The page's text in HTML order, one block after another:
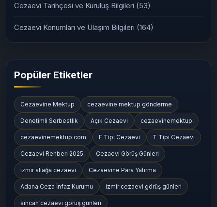
Cezaevi Tarihçesi ve Kuruluş Bilgileri (53)
Cezaevi Konumları ve Ulaşım Bilgileri (164)
Popüler Etiketler
Cezaevine Mektup cezaevine mektup gönderme
Denetimli Serbestlik Açık Cezaevi cezaevinemektup
cezaevinemektup.com E Tipi Cezaevi T Tipi Cezaevi
Cezaevi Rehberi 2025 Cezaevi Görüş Günleri
izmir aliağa cezaevi Cezaevine Para Yatırma
Adana Ceza İnfaz Kurumu izmir cezaevi görüş günleri
sincan cezaevi görüş günleri